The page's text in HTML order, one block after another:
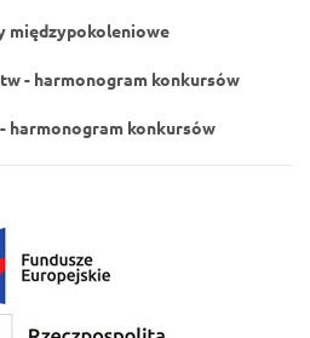
międzypokoleniowe
- harmonogram konkursów
harmonogram konkursów